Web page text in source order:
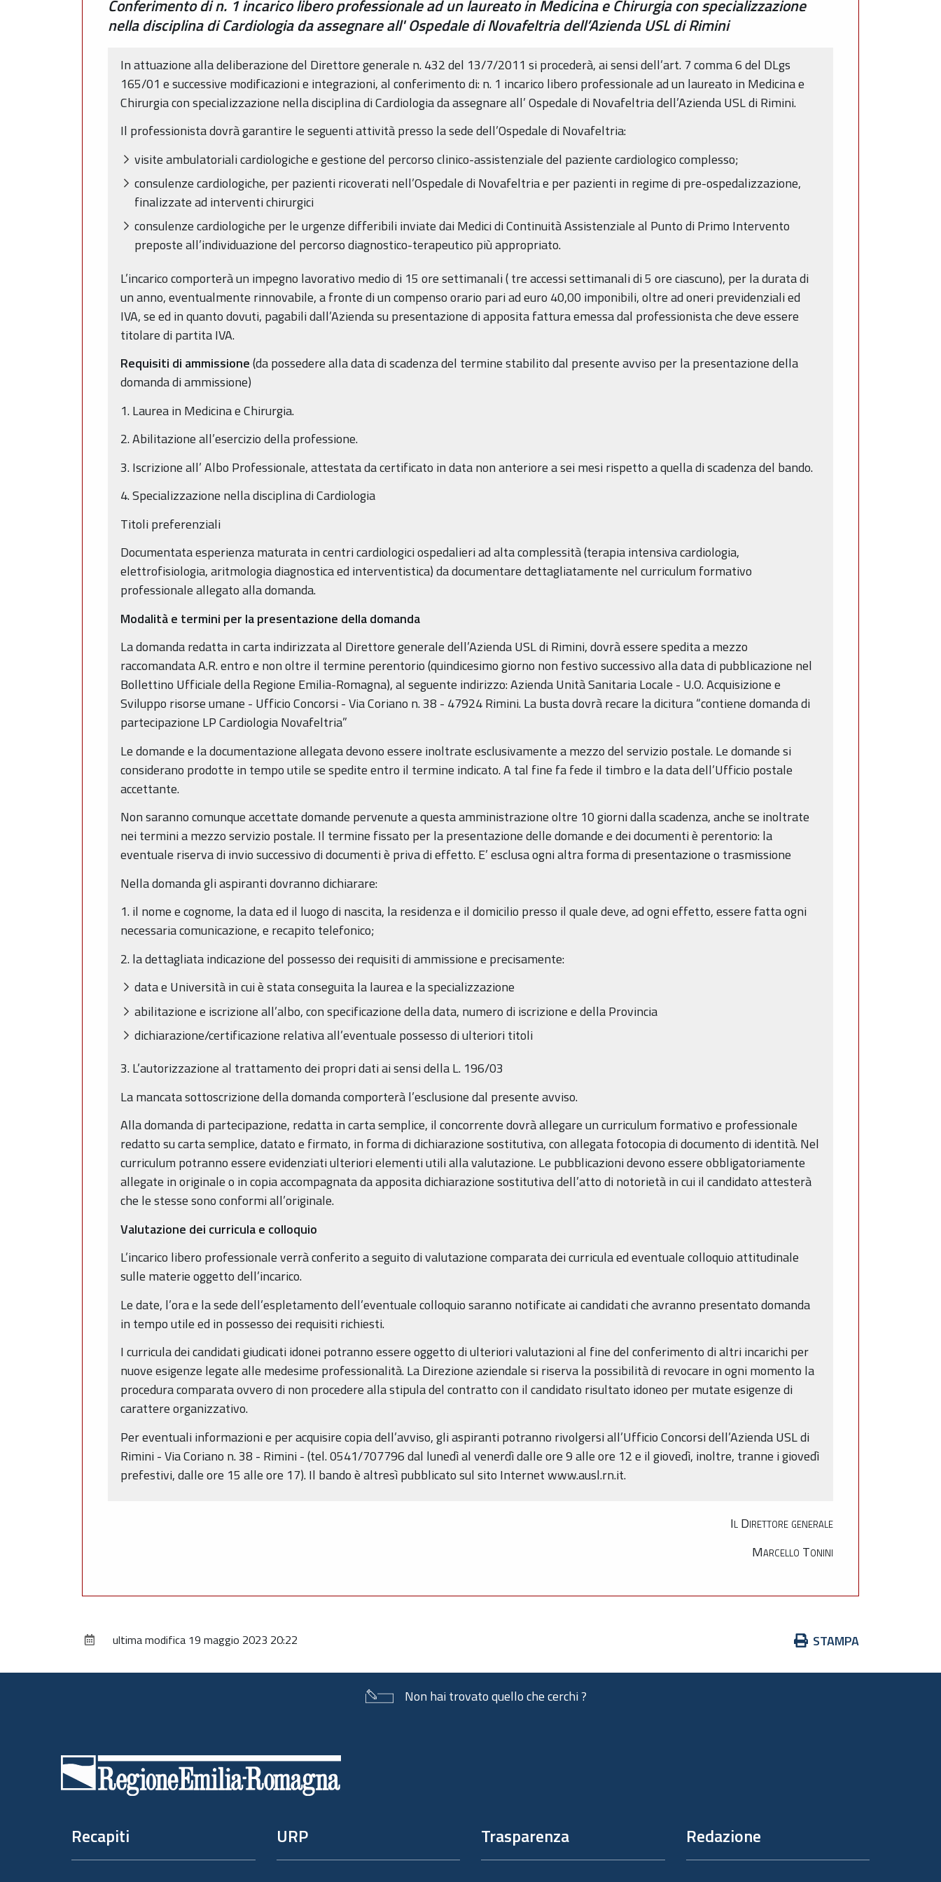
Conferimento di n. 1 incarico libero professionale ad un laureato in Medicina e Chirurgia con specializzazione
nella disciplina di Cardiologia da assegnare all' Ospedale di Novafeltria dell’Azienda USL di Rimini
In attuazione alla deliberazione del Direttore generale n. 432 del 13/7/2011 si procederà, ai sensi dell’art. 7 comma 6 del DLgs
165/01 e successive modificazioni e integrazioni, al conferimento di: n. 1 incarico libero professionale ad un laureato in Medicina e
Chirurgia con specializzazione nella disciplina di Cardiologia da assegnare all’ Ospedale di Novafeltria dell’Azienda USL di Rimini.
Il professionista dovrà garantire le seguenti attività presso la sede dell’Ospedale di Novafeltria:
visite ambulatoriali cardiologiche e gestione del percorso clinico-assistenziale del paziente cardiologico complesso;
consulenze cardiologiche, per pazienti ricoverati nell’Ospedale di Novafeltria e per pazienti in regime di pre-ospedalizzazione,
finalizzate ad interventi chirurgici
consulenze cardiologiche per le urgenze differibili inviate dai Medici di Continuità Assistenziale al Punto di Primo Intervento
preposte all’individuazione del percorso diagnostico-terapeutico più appropriato.
L’incarico comporterà un impegno lavorativo medio di 15 ore settimanali ( tre accessi settimanali di 5 ore ciascuno), per la durata di
un anno, eventualmente rinnovabile, a fronte di un compenso orario pari ad euro 40,00 imponibili, oltre ad oneri previdenziali ed
IVA, se ed in quanto dovuti, pagabili dall’Azienda su presentazione di apposita fattura emessa dal professionista che deve essere
titolare di partita IVA.
Requisiti di ammissione(da possedere alla data di scadenza del termine stabilito dal presente avviso per la presentazione della
domanda di ammissione)
1. Laurea in Medicina e Chirurgia.
2. Abilitazione all’esercizio della professione.
3. Iscrizione all’ Albo Professionale, attestata da certificato in data non anteriore a sei mesi rispetto a quella di scadenza del bando.
4. Specializzazione nella disciplina di Cardiologia
Titoli preferenziali
Documentata esperienza maturata in centri cardiologici ospedalieri ad alta complessità (terapia intensiva cardiologia,
elettrofisiologia, aritmologia diagnostica ed interventistica) da documentare dettagliatamente nel curriculum formativo
professionale allegato alla domanda.
Modalità e termini per la presentazione della domanda
La domanda redatta in carta indirizzata al Direttore generale dell’Azienda USL di Rimini, dovrà essere spedita a mezzo
raccomandata A.R. entro e non oltre il termine perentorio (quindicesimo giorno non festivo successivo alla data di pubblicazione nel
Bollettino Ufficiale della Regione Emilia-Romagna), al seguente indirizzo: Azienda Unità Sanitaria Locale - U.O. Acquisizione e
Sviluppo risorse umane - Ufficio Concorsi - Via Coriano n. 38 - 47924 Rimini. La busta dovrà recare la dicitura “contiene domanda di
partecipazione LP Cardiologia Novafeltria”
Le domande e la documentazione allegata devono essere inoltrate esclusivamente a mezzo del servizio postale. Le domande si
considerano prodotte in tempo utile se spedite entro il termine indicato. A tal fine fa fede il timbro e la data dell’Ufficio postale
accettante.
Non saranno comunque accettate domande pervenute a questa amministrazione oltre 10 giorni dalla scadenza, anche se inoltrate
nei termini a mezzo servizio postale. Il termine fissato per la presentazione delle domande e dei documenti è perentorio: la
eventuale riserva di invio successivo di documenti è priva di effetto. E’ esclusa ogni altra forma di presentazione o trasmissione
Nella domanda gli aspiranti dovranno dichiarare:
1. il nome e cognome, la data ed il luogo di nascita, la residenza e il domicilio presso il quale deve, ad ogni effetto, essere fatta ogni
necessaria comunicazione, e recapito telefonico;
2. la dettagliata indicazione del possesso dei requisiti di ammissione e precisamente:
data e Università in cui è stata conseguita la laurea e la specializzazione
abilitazione e iscrizione all’albo, con specificazione della data, numero di iscrizione e della Provincia
dichiarazione/certificazione relativa all’eventuale possesso di ulteriori titoli
3. L’autorizzazione al trattamento dei propri dati ai sensi della L. 196/03
La mancata sottoscrizione della domanda comporterà l’esclusione dal presente avviso.
Alla domanda di partecipazione, redatta in carta semplice, il concorrente dovrà allegare un curriculum formativo e professionale
redatto su carta semplice, datato e firmato, in forma di dichiarazione sostitutiva, con allegata fotocopia di documento di identità. Nel
curriculum potranno essere evidenziati ulteriori elementi utili alla valutazione. Le pubblicazioni devono essere obbligatoriamente
allegate in originale o in copia accompagnata da apposita dichiarazione sostitutiva dell’atto di notorietà in cui il candidato attesterà
che le stesse sono conformi all’originale.
Valutazione dei curricula e colloquio
L’incarico libero professionale verrà conferito a seguito di valutazione comparata dei curricula ed eventuale colloquio attitudinale
sulle materie oggetto dell’incarico.
Le date, l’ora e la sede dell’espletamento dell’eventuale colloquio saranno notificate ai candidati che avranno presentato domanda
in tempo utile ed in possesso dei requisiti richiesti.
I curricula dei candidati giudicati idonei potranno essere oggetto di ulteriori valutazioni al fine del conferimento di altri incarichi per
nuove esigenze legate alle medesime professionalità. La Direzione aziendale si riserva la possibilità di revocare in ogni momento la
procedura comparata ovvero di non procedere alla stipula del contratto con il candidato risultato idoneo per mutate esigenze di
carattere organizzativo.
Per eventuali informazioni e per acquisire copia dell’avviso, gli aspiranti potranno rivolgersi all’Ufficio Concorsi dell’Azienda USL di
Rimini - Via Coriano n. 38 - Rimini - (tel. 0541/707796 dal lunedì al venerdì dalle ore 9 alle ore 12 e il giovedì, inoltre, tranne i giovedì
prefestivi, dalle ore 15 alle ore 17). Il bando è altresì pubblicato sul sito Internet www.ausl.rn.it.
Il Direttore generale
Marcello Tonini
Azioni
documento
STAMPA
ultima modifica 19 maggio 2023 20:22
Non hai trovato quello che cerchi ?
Recapiti URP Trasparenza Redazione